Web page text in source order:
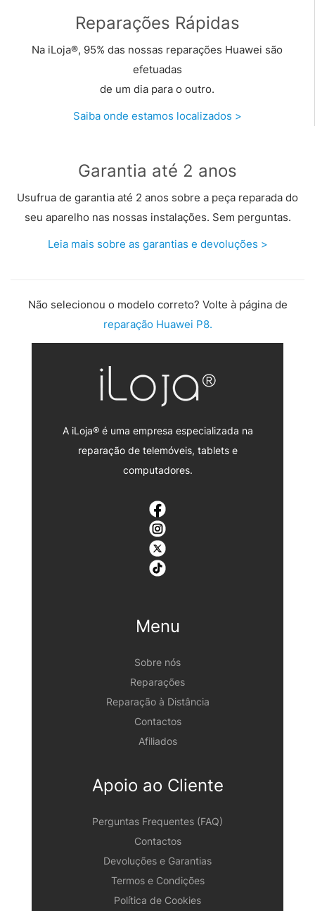
Reparações Rápidas
Na iLoja®, 95% das nossas reparações Huawei são
efetuadas
de um dia para o outro.
Saiba onde estamos localizados >
Garantia até 2 anos
Usufrua de garantia até 2 anos sobre a peça reparada do
seu aparelho nas nossas instalações. Sem perguntas.
Leia mais sobre as garantias e devoluções >
Não selecionou o modelo correto? Volte à página de
reparação Huawei P8.
A iLoja® é uma empresa especializada na
reparação de telemóveis, tablets e
computadores.
Menu
Sobre nós
Reparações
Reparação à Distância
Contactos
Afiliados
Apoio ao Cliente
Perguntas Frequentes (FAQ)
Contactos
Devoluções e Garantias
Termos e Condições
Política de Cookies